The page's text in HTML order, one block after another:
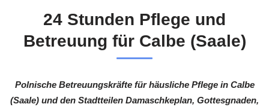
24 Stunden Pflege und
Betreuung für Calbe (Saale)
Polnische Betreuungskräfte für häusliche Pflege in Calbe
(Saale) und den Stadtteilen Damaschkeplan, Gottesgnaden,